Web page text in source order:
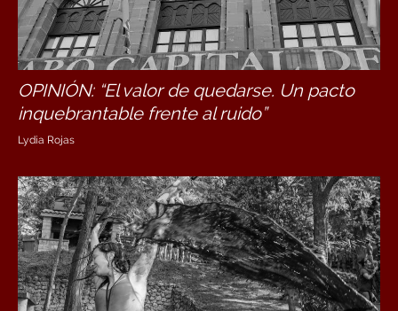
OPINIÓN: “El valor de quedarse. Un pacto
inquebrantable frente al ruido”
Lydia Rojas